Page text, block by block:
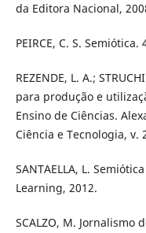
da Editora Nacional,
PEIRCE, C. S.
REZENDE, L. A.;
para produção e
Ensino de Ciências.
Ciência e Tecnologia, v.
SANTAELLA, L.
Learning, 2012.
SCALZO, M. Jornalismo